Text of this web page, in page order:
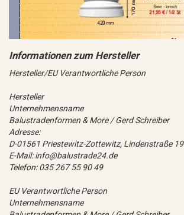
Hersteller/EU Verantwortliche Person
Hersteller
Unternehmensname
Balustradenformen & More / Gerd Schreiber
Adresse:
D-01561 Priestewitz-Zottewitz, Lindenstraße 19
E-Mail: info@balustrade24.de
Telefon: 035 267 55 90 49
EU Verantwortliche Person
Unternehmensname